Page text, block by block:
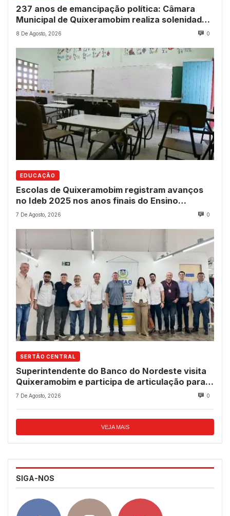
237 anos de emancipação política: Câmara
Municipal de Quixeramobim realiza solenidade
para entrega de comendas e títulos
8 De Agosto, 2026 0
EDUCAÇÃO
Escolas de Quixeramobim registram avanços
no Ideb 2025 nos anos finais do Ensino
Fundamental
7 De Agosto, 2026 0
SERTÃO CENTRAL
Superintendente do Banco do Nordeste visita
Quixeramobim e participa de articulação para
avanço do futuro shopping
7 De Agosto, 2026 0
VEJA MAIS
SIGA-NOS